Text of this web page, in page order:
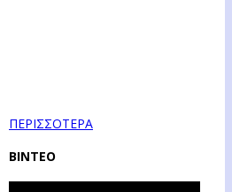
ΠΕΡΙΣΣΟΤΕΡΑ
ΒΙΝΤΕΟ